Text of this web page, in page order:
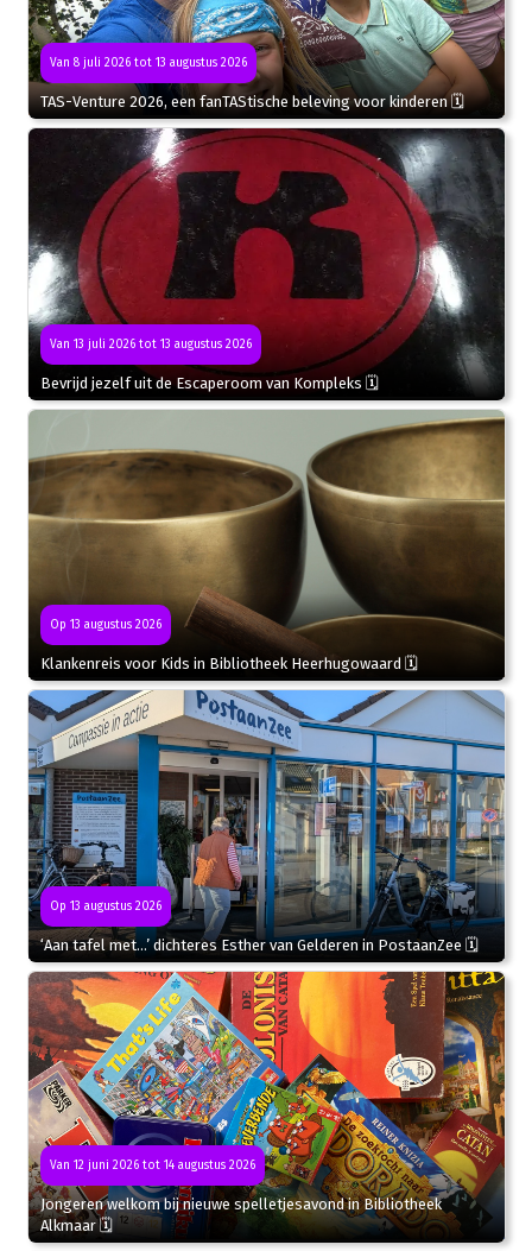
Van 8 juli 2026 tot 13 augustus 2026
TAS-Venture 2026, een fanTAStische beleving voor kinderen 🗓
Van 13 juli 2026 tot 13 augustus 2026
Bevrijd jezelf uit de Escaperoom van Kompleks 🗓
Op 13 augustus 2026
Klankenreis voor Kids in Bibliotheek Heerhugowaard 🗓
Op 13 augustus 2026
‘Aan tafel met…’ dichteres Esther van Gelderen in PostaanZee 🗓
Van 12 juni 2026 tot 14 augustus 2026
Jongeren welkom bij nieuwe spelletjesavond in Bibliotheek
Alkmaar 🗓